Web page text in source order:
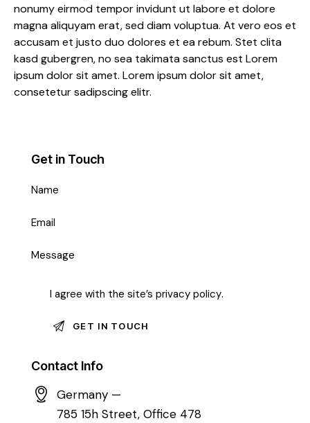
nonumy eirmod tempor invidunt ut labore et dolore
magna aliquyam erat, sed diam voluptua. At vero eos et
accusam et justo duo dolores et ea rebum. Stet clita
kasd gubergren, no sea takimata sanctus est Lorem
ipsum dolor sit amet. Lorem ipsum dolor sit amet,
consetetur sadipscing elitr.
Get in Touch
I agree with the site’s privacy policy.
Contact Info
Germany —
785 15h Street, Office 478